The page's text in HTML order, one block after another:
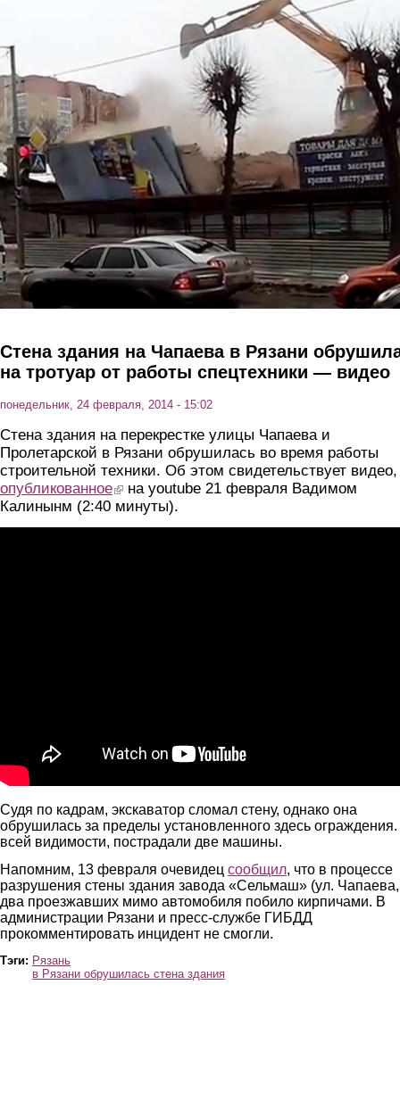
Стена здания на Чапаева в Рязани
на тротуар от работы спецтехники — видео
понедельник, 24 февраля, 2014 - 15:02
Стена здания на перекрестке улицы Чапаева и
Пролетарской в Рязани обрушилась во время работы
строительной техники. Об этом свидетельствует видео,
опубликованное(link is external)
на youtube 21 февраля Вадимом
Калинынм (2:40 минуты).
Судя по кадрам, экскаватор сломал стену, однако она
обрушилась за пределы установленного здесь
всей видимости, пострадали две машины.
Напомним, 13 февраля очевидец сообщил, что в процессе
разрушения стены здания завода «Сельмаш» (ул.
два проезжавших мимо автомобиля побило кирпичами. В
администрации Рязани и пресс-службе ГИБДД
прокомментировать инцидент не смогли.
Тэги: Рязань
в Рязани обрушилась стена здания